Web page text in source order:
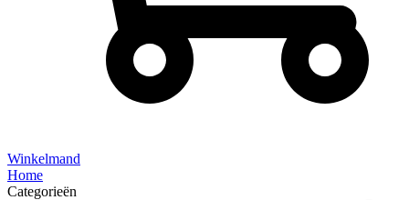
Winkelmand
Home
Categorieën